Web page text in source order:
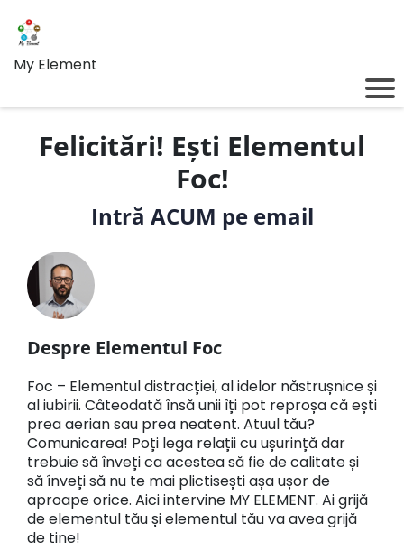
My Element
Felicitări! Ești Elementul
Foc!
Intră ACUM pe email
Despre Elementul Foc
Foc – Elementul distracției, al idelor năstrușnice și
al iubirii. Câteodată însă unii îți pot reproșa că ești
prea aerian sau prea neatent. Atuul tău?
Comunicarea! Poți lega relații cu ușurință dar
trebuie să înveți ca acestea să fie de calitate și
să înveți să nu te mai plictisești așa ușor de
aproape orice. Aici intervine MY ELEMENT. Ai grijă
de elementul tău și elementul tău va avea grijă
de tine!